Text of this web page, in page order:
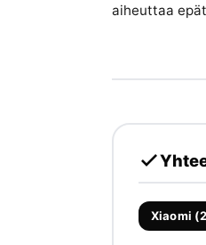
aiheuttaa
Xiaomi